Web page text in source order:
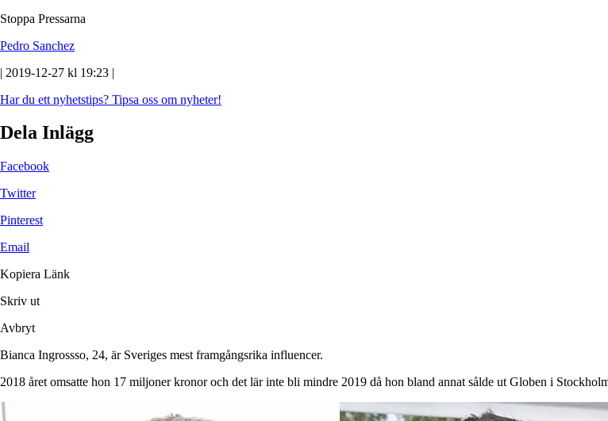
Stoppa Pressarna
Pedro Sanchez
| 2019-12-27 kl 19:23 |
Har du ett nyhetstips? Tipsa oss om nyheter!
Dela Inlägg
Facebook
Twitter
Pinterest
Email
Kopiera Länk
Skriv ut
Avbryt
Bianca Ingrossso, 24, är Sveriges mest framgångsrika influencer.
2018 året omsatte hon 17 miljoner kronor och det lär inte bli mindre 2019 då hon bland annat sålde ut Globen i